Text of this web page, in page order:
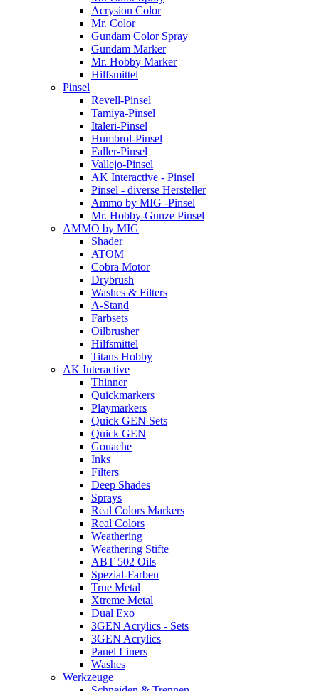
Acrysion Color
Mr. Color
Gundam Color Spray
Gundam Marker
Mr. Hobby Marker
Hilfsmittel
Pinsel
Revell-Pinsel
Tamiya-Pinsel
Italeri-Pinsel
Humbrol-Pinsel
Faller-Pinsel
Vallejo-Pinsel
AK Interactive - Pinsel
Pinsel - diverse Hersteller
Ammo by MIG -Pinsel
Mr. Hobby-Gunze Pinsel
AMMO by MIG
Shader
ATOM
Cobra Motor
Drybrush
Washes & Filters
A-Stand
Farbsets
Oilbrusher
Hilfsmittel
Titans Hobby
AK Interactive
Thinner
Quickmarkers
Playmarkers
Quick GEN Sets
Quick GEN
Gouache
Inks
Filters
Deep Shades
Sprays
Real Colors Markers
Real Colors
Weathering
Weathering Stifte
ABT 502 Oils
Spezial-Farben
True Metal
Xtreme Metal
Dual Exo
3GEN Acrylics - Sets
3GEN Acrylics
Panel Liners
Washes
Werkzeuge